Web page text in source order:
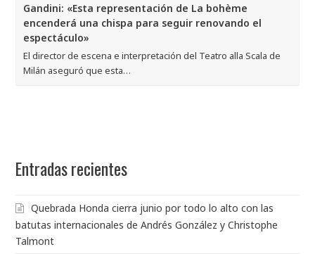
Gandini: «Esta representación de La bohème
encenderá una chispa para seguir renovando el
espectáculo»
El director de escena e interpretación del Teatro alla Scala de
Milán aseguró que esta…
Entradas recientes
Quebrada Honda cierra junio por todo lo alto con las
batutas internacionales de Andrés González y Christophe
Talmont